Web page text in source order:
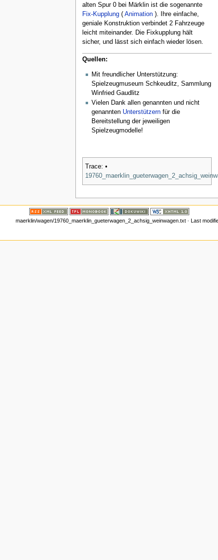
alten Spur 0 bei Märklin ist die sogenannte
Fix-Kupplung( Animation). Ihre einfache,
geniale Konstruktion verbindet 2 Fahrzeuge
leicht miteinander. Die Fixkupplung hält
sicher, und lässt sich einfach wieder lösen.
Quellen:
Mit freundlicher Unterstützung:
Spielzeugmuseum Schkeuditz, Sammlung
Winfried Gaudlitz
Vielen Dank allen genannten und nicht
genannten Unterstützernfür die
Bereitstellung der jeweiligen
Spielzeugmodelle!
Trace: •
maerklin/wagen/19760_maerklin_gueterwagen_2_achsig_weinwagen.txt· Last